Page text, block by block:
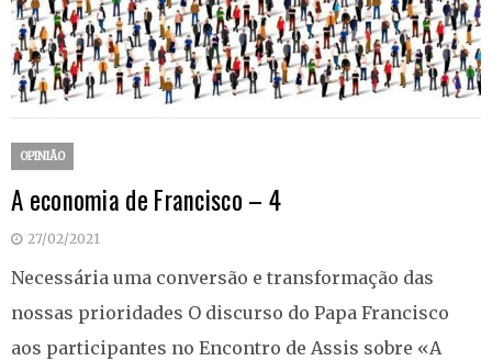
OPINIÃO
A economia de Francisco – 4
27/02/2021
Necessária uma conversão e transformação das
nossas prioridades O discurso do Papa Francisco
aos participantes no Encontro de Assis sobre «A